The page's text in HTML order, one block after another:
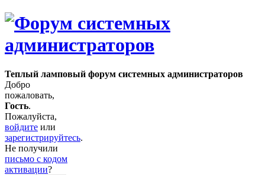
Теплый ламповый форум системных администраторов
Добро
пожаловать,
Гость.
Пожалуйста,
войдите или
зарегистрируйтесь.
Не получили
письмо с кодом
активации?